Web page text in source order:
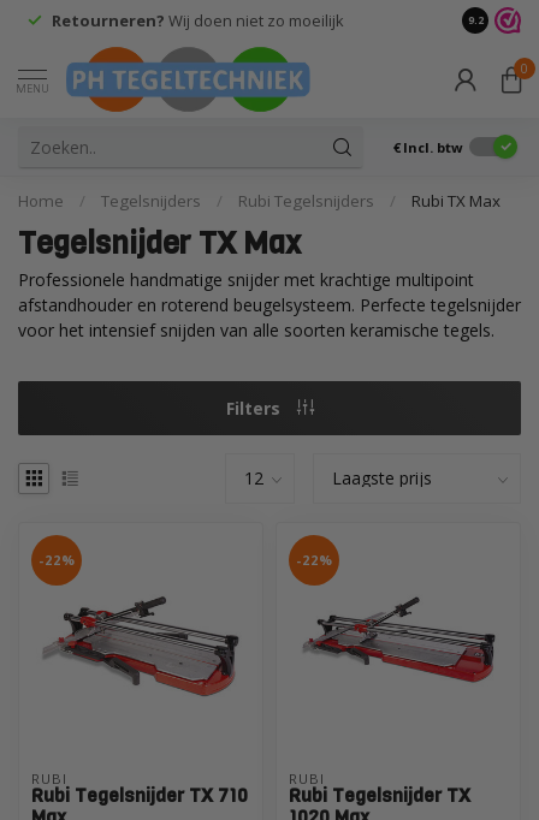
Retourneren? Wij doen niet zo moeilijk 9.2
MENU
0
€ Incl. btw
Home / Tegelsnijders / Rubi Tegelsnijders / Rubi TX Max
Tegelsnijder TX Max
Professionele handmatige snijder met krachtige multipoint
afstandhouder en roterend beugelsysteem. Perfecte tegelsnijder
voor het intensief snijden van alle soorten keramische tegels.
Filters
-22%
RUBI
Rubi Tegelsnijder TX 710
-22%
RUBI
Rubi Tegelsnijder TX